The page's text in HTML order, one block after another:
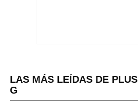
LAS MÁS LEÍDAS DE PLUS
G